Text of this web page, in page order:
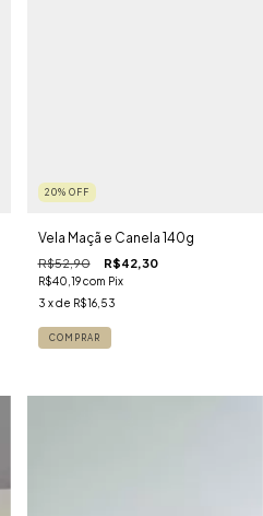
20% OFF
Vela Maçã e Canela 140g
R$52,90 R$42,30
R$40,19com Pix
3 x de R$16,53